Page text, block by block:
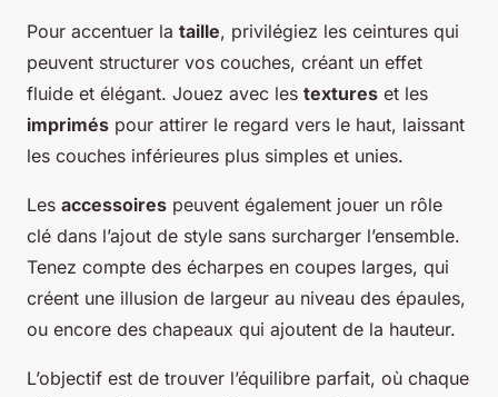
Pour accentuer la taille, privilégiez les ceintures qui
peuvent structurer vos couches, créant un effet
fluide et élégant. Jouez avec les textures et les
imprimés pour attirer le regard vers le haut, laissant
les couches inférieures plus simples et unies.
Les accessoires peuvent également jouer un rôle
clé dans l’ajout de style sans surcharger l’ensemble.
Tenez compte des écharpes en coupes larges, qui
créent une illusion de largeur au niveau des épaules,
ou encore des chapeaux qui ajoutent de la hauteur.
L’objectif est de trouver l’équilibre parfait, où chaque